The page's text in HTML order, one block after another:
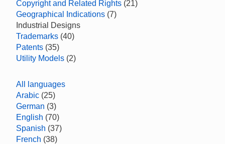
Copyright and Related Rights (21)
Geographical Indications (7)
Industrial Designs
Trademarks (40)
Patents (35)
Utility Models (2)
All languages
Arabic (25)
German (3)
English (70)
Spanish (37)
French (38)